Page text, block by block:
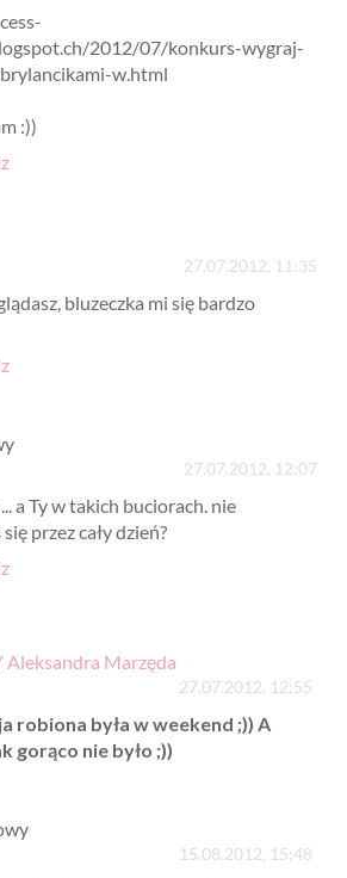
2012/07/konkurs-wygraj-
w.html
:))
27.07.2012, 11:35
bluzeczka mi się bardzo
27.07.2012, 12:07
a Ty w takich buciorach. nie
przez cały dzień?
Aleksandra Marzęda
27.07.2012, 12:55
robiona była w weekend ;)) A
gorąco nie było ;))
15.08.2012, 15:48